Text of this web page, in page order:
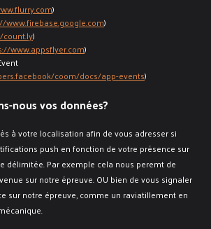
)
www.firebase.google.com)
)
www.appsflyer.com)
coom/docs/app-events)
nous vos données?
à votre localisation afin de vous adresser si
push en fonction de votre présence sur
délimitée. Par exemple cela nous peremt de
sur notre épreuve. OU bien de vous signaler
sur notre épreuve, comme un raviatillement en